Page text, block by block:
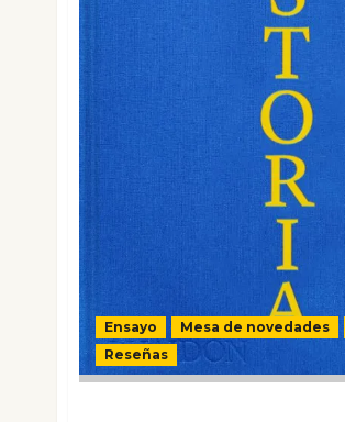
Ensayo Mesa de novedades
Reseñas